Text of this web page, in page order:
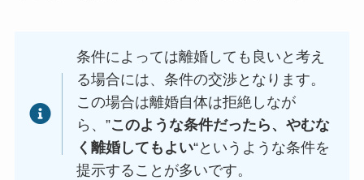
条件によっては離婚しても良いと考え
る場合には、条件の交渉となります。
この場合は離婚自体は拒絶しなが
ら、”このような条件だったら、やむな
く離婚してもよい“というような条件を
提示することが多いです。